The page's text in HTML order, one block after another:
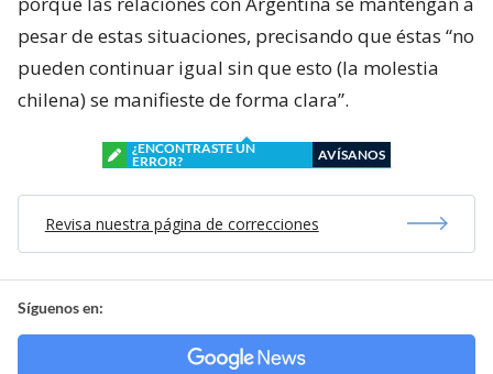
pesar de estas situaciones, precisando que éstas “no
pueden continuar igual sin que esto (la molestia
chilena) se manifieste de forma clara”.
¿ENCONTRASTE UN
ERROR?
AVÍSANOS
Revisa nuestra página de correcciones
Síguenos en: